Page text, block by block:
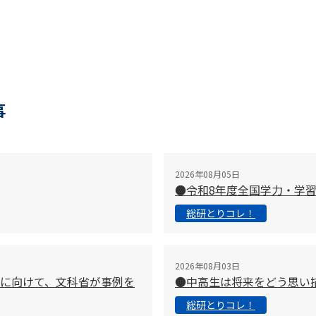
2026年08月05日
●令和8年度全国学力・学
総研とりコレ！
向けて、文科省が事例を
2026年08月03日
●中高生は将来をどう思
総研とりコレ！